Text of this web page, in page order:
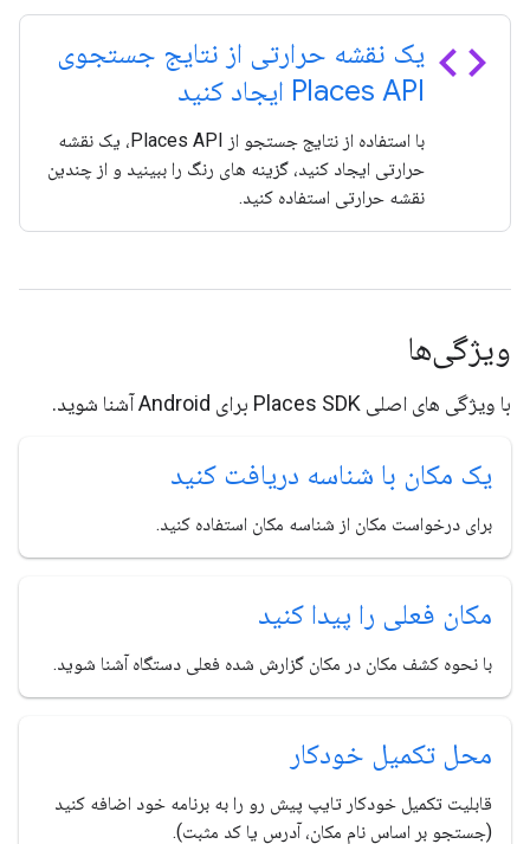
code یک نقشه حرارتی از نتایج جستجوی
Places API ایجاد کنید
با استفاده از نتایج جستجو از Places API، یک نقشه
حرارتی ایجاد کنید، گزینه های رنگ را ببینید و از چندین
نقشه حرارتی استفاده کنید.
ویژگی‌ها
با ویژگی های اصلی Places SDK برای Android آشنا شوید.
یک مکان با شناسه دریافت کنید
برای درخواست مکان از شناسه مکان استفاده کنید.
مکان فعلی را پیدا کنید
با نحوه کشف مکان در مکان گزارش شده فعلی دستگاه آشنا شوید.
محل تکمیل خودکار
قابلیت تکمیل خودکار تایپ پیش رو را به برنامه خود اضافه کنید
(جستجو بر اساس نام مکان، آدرس یا کد مثبت).